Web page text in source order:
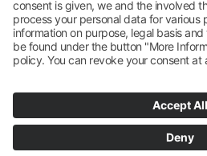
Broschüre zum Download
AGB
Impressum
Datenschutz